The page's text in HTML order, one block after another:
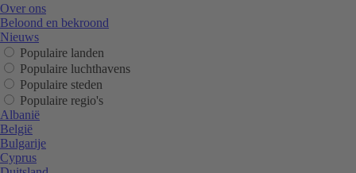
Over ons
Beloond en bekroond
Nieuws
Populaire landen
Populaire luchthavens
Populaire steden
Populaire regio's
Albanië
België
Bulgarije
Cyprus